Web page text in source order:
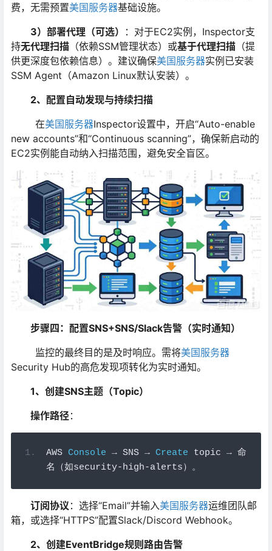
费，无需预置美国服务器基础设施。
3）部署代理（可选）
：对于EC2实例，Inspector支
持无代理扫描 （依赖SSM管理状态）或基于代理扫描 （提
供更深度包依赖信息）。建议确保美国服务器实例已安装
SSM Agent（Amazon Linux默认安装）。
2、配置自动发现与持续扫描
在美国服务器Inspector设置中，开启“Auto-enable
new accounts”和“Continuous scanning”，确保新启动的
EC2实例能自动纳入扫描范围，避免安全盲区。
步骤四：配置SNS+SNS/Slack告警（实时通知）
监控的最终目的是及时响应。需将美国服务器
Security Hub的高危发现项转化为实时通知。
1、创建SNS主题（Topic）
操作路径：
AWS Console → SNS → Create topic → 命
名（如security-high-alerts）。
订阅协议 ：选择“Email”并输入美国服务器运维团队邮
箱，或选择“HTTPS”配置Slack/Discord Webhook。
2、创建EventBridge规则路由告警